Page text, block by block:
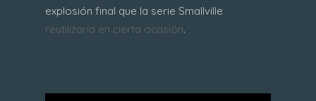
explosión final que la serie Smallville
reutilizaría en cierta ocasión.